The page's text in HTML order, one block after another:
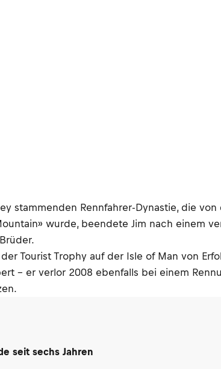
stammenden Rennfahrer-Dynastie, die
wurde, beendete Jim nach einem
Tourist Trophy auf der Isle of Man von
- er verlor 2008 ebenfalls bei einem
seit sechs Jahren